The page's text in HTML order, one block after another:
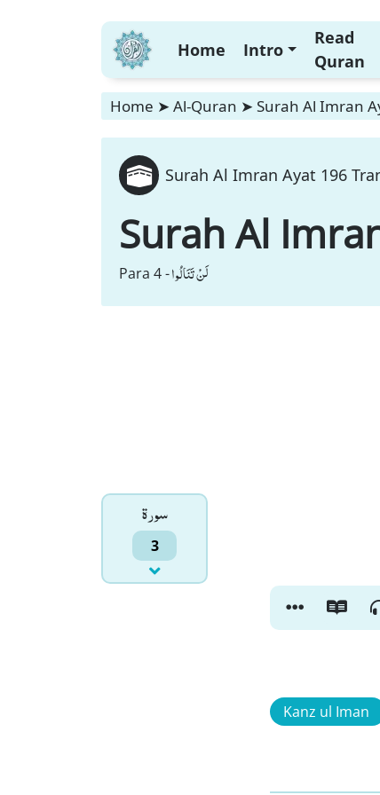
Home Intro
Read
Quran
Home ➤ Al-Quran ➤ Surah Al Imran
Surah Al Imran Ayat 196
Surah Al
Para 4 -لَنْ تَنَالُوا
سورۃ
3
Kanz ul Iman